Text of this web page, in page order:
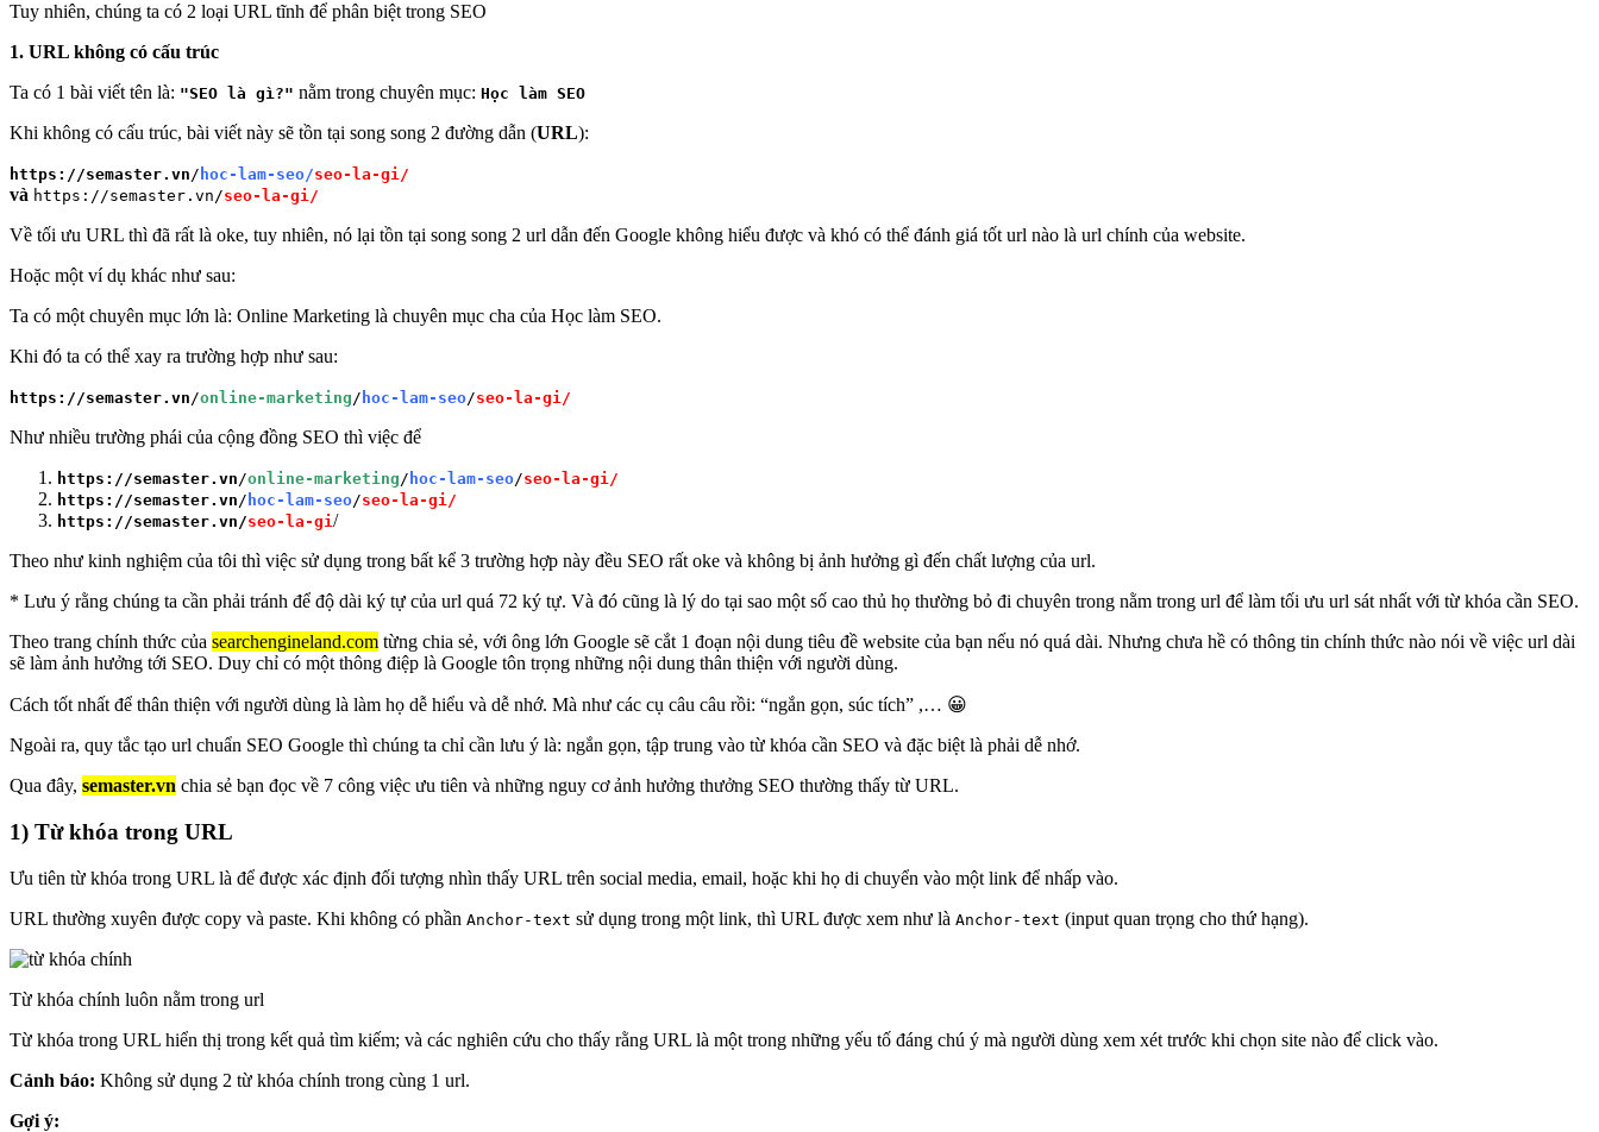
Tuy nhiên, chúng ta có 2 loại URL tĩnh để phân biệt trong SEO
1. URL không có cấu trúc
Ta có 1 bài viết tên là: "SEO là gì?" nằm trong chuyên mục: Học làm SEO
Khi không có cấu trúc, bài viết này sẽ tồn tại song song 2 đường dẫn (URL):
https://semaster.vn/ hoc-lam-seo/seo-la-gi/
và https://semaster.vn/seo-la-gi/
Về tối ưu URL thì đã rất là oke, tuy nhiên, nó lại tồn tại song song 2 url dẫn đến Google không hiểu được và khó có thể đánh giá tốt url nào là url chính của website.
Hoặc một ví dụ khác như sau:
Ta có một chuyên mục lớn là: Online Marketing là chuyên mục cha của Học làm SEO.
Khi đó ta có thể xay ra trường hợp như sau:
https://semaster.vn/online-marketing/ hoc-lam-seo/seo-la-gi/
Như nhiều trường phái của cộng đồng SEO thì việc để
https://semaster.vn/online-marketing/ hoc-lam-seo/seo-la-gi/
https://semaster.vn/ hoc-lam-seo/seo-la-gi/
https://semaster.vn/seo-la-gi/
Theo như kinh nghiệm của tôi thì việc sử dụng trong bất kể 3 trường hợp này đều SEO rất oke và không bị ảnh hưởng gì đến chất lượng của url.
* Lưu ý rằng chúng ta cần phải tránh để độ dài ký tự của url quá 72 ký tự. Và đó cũng là lý do tại sao một số cao thủ họ thường bỏ đi chuyên trong nằm trong url để làm tối ưu url sát nhất với từ khóa cần SEO.
Theo trang chính thức của searchengineland.com từng chia sẻ, với ông lớn Google sẽ cắt 1 đoạn nội dung tiêu đề website của bạn nếu nó quá dài. Nhưng chưa hề có thông tin chính thức nào nói về việc url dài
sẽ làm ảnh hưởng tới SEO. Duy chỉ có một thông điệp là Google tôn trọng những nội dung thân thiện với người dùng.
Cách tốt nhất để thân thiện với người dùng là làm họ dễ hiểu và dễ nhớ. Mà như các cụ câu câu rồi: “ngắn gọn, súc tích” ,… 😀
Ngoài ra, quy tắc tạo url chuẩn SEO Google thì chúng ta chỉ cần lưu ý là: ngắn gọn, tập trung vào từ khóa cần SEO và đặc biệt là phải dễ nhớ.
Qua đây, semaster.vn chia sẻ bạn đọc về 7 công việc ưu tiên và những nguy cơ ảnh hưởng thưởng SEO thường thấy từ URL.
1) Từ khóa trong URL
Ưu tiên từ khóa trong URL là để được xác định đối tượng nhìn thấy URL trên social media, email, hoặc khi họ di chuyển vào một link để nhấp vào.
URL thường xuyên được copy và paste. Khi không có phần Anchor-text sử dụng trong một link, thì URL được xem như là Anchor-text (input quan trọng cho thứ hạng).
Từ khóa chính luôn nằm trong url
Từ khóa trong URL hiển thị trong kết quả tìm kiếm; và các nghiên cứu cho thấy rằng URL là một trong những yếu tố đáng chú ý mà người dùng xem xét trước khi chọn site nào để click vào.
Cảnh báo: Không sử dụng 2 từ khóa chính trong cùng 1 url.
Gợi ý: